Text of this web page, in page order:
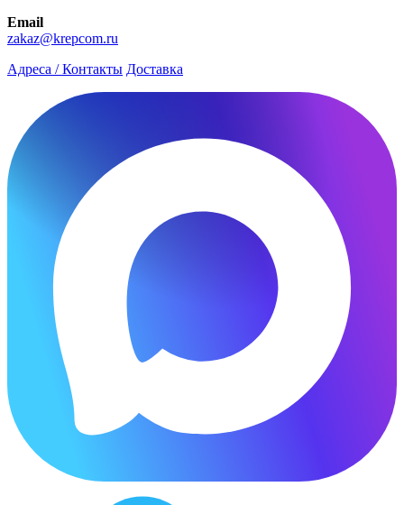
Email
zakaz@krepcom.ru
Адреса / Контакты Доставка